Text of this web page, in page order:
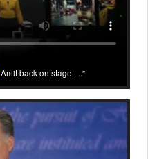
Amit back on stage. ...